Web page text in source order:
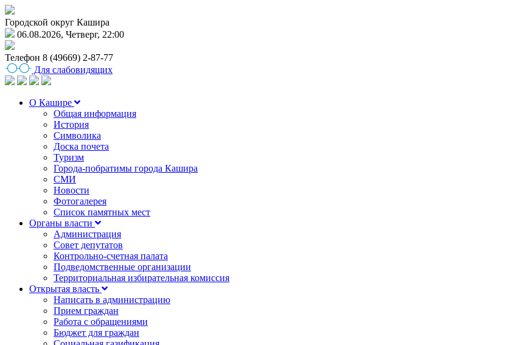
Городской округ Кашира
06.08.2026, Четверг, 22:00
Телефон 8 (49669) 2-87-77
Для слабовидящих
О Кашире
Общая информация
История
Символика
Доска почета
Туризм
Города-побратимы города Кашира
СМИ
Новости
Фотогалерея
Список памятных мест
Органы власти
Администрация
Совет депутатов
Контрольно-счетная палата
Подведомственные организации
Территориальная избирательная комиссия
Открытая власть
Написать в администрацию
Прием граждан
Работа с обращениями
Бюджет для граждан